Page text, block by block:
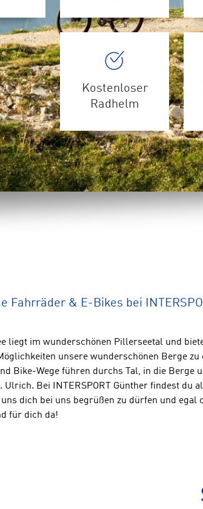
Kostenloser
Radhelm
Fahrräder & E-Bikes bei
liegt im wunderschönen Pillerseetal und
unsere wunderschönen Berge zu
Bike-Wege führen durchs Tal, in die Berge
Ulrich. Bei INTERSPORT Günther findest du
dich bei uns begrüßen zu dürfen und egal
für dich da!